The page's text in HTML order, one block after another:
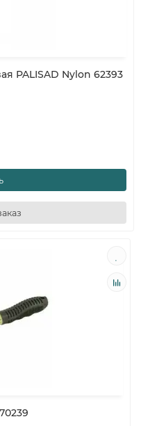
PALISAD Nylon 62393